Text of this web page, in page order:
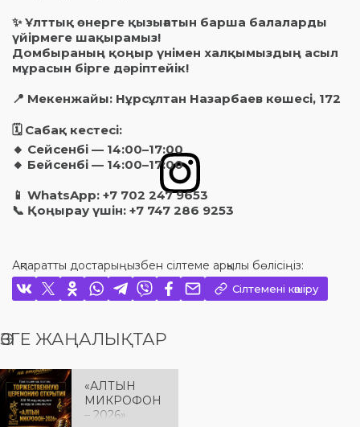
✨ Ұлттық өнерге қызығатын барша балаларды
үйірмеге шақырамыз!
Домбыраның қоңыр үнімен халқымыздың асыл
мұрасын бірге дәріптейік!
📍 Мекенжайы: Нұрсұлтан Назарбаев көшесі, 172
🗓 Сабақ кестесі:
🔸 Сейсенбі — 14:00–17:00
🔸 Бейсенбі — 14:00–17:00
📱 WhatsApp: +7 702 247 9653
📞 Қоңырау үшін: +7 747 286 9253
Ақпаратты достарыңызбен сілтеме арқылы бөлісіңіз:
Сілтемені көшіру
ӨЗГЕ ЖАҢАЛЫҚТАР
«АЛТЫН
МИКРОФОН
– 2026»